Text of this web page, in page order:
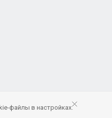
файлы в настройках.